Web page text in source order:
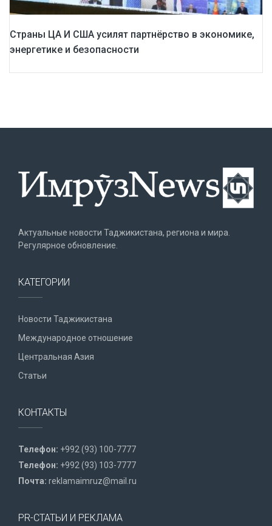
Страны ЦА И США усилят партнёрство в экономике,
энергетике и безопасности
Актуальные новости Таджикистана, региона и мира.
Регулярное обновление.
КАТЕГОРИИ
Новости Таджикистана
Международное отношение
Центральная Азия
Статьи
КОНТАКТЫ
Телефон: +992 (93) 100-7777
Телефон: +992 (93) 103-7777
Почта: reklamaimruz@mail.ru
PR-СТАТЬИ И РЕКЛАМА